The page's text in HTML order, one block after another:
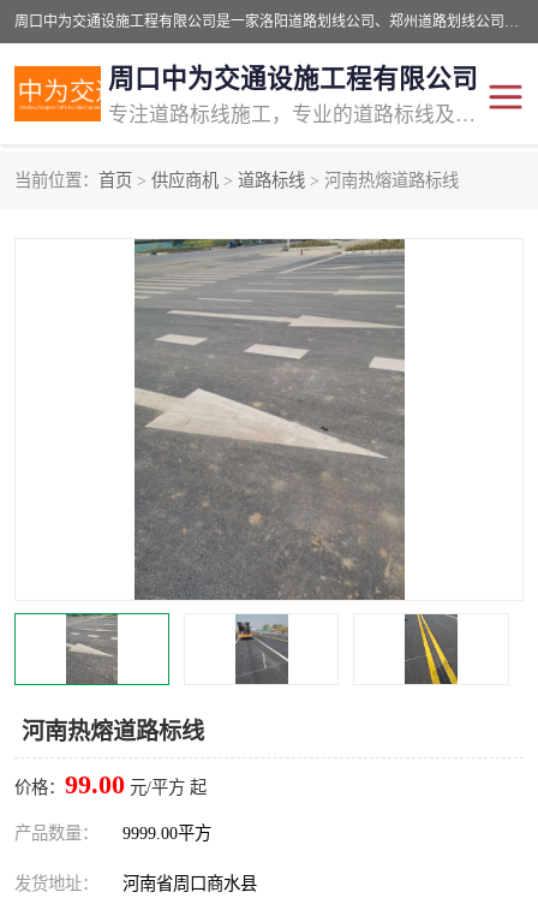
周口中为交通设施工程有限公司是一家洛阳道路划线公司、郑州道路划线公司、平顶山道路车位划线公司、开封车位划线公司、许昌道路车位划线公司、漯河道路车位划线公司，公司始终坚持“诚信、匠心、专注”的宗旨；我们的经营理念是：的服务。
周口中为交通设施工程有限公司
专注道路标线施工，专业的道路标线及交通设施施工服务商!
当前位置： 首页 > 供应商机 > 道路标线 > 河南热熔道路标线
河南热熔道路标线
价格： 99.00 元/平方 起
产品数量： 9999.00平方
发货地址： 河南省周口商水县
道路标线划线 马路标线
道路划线